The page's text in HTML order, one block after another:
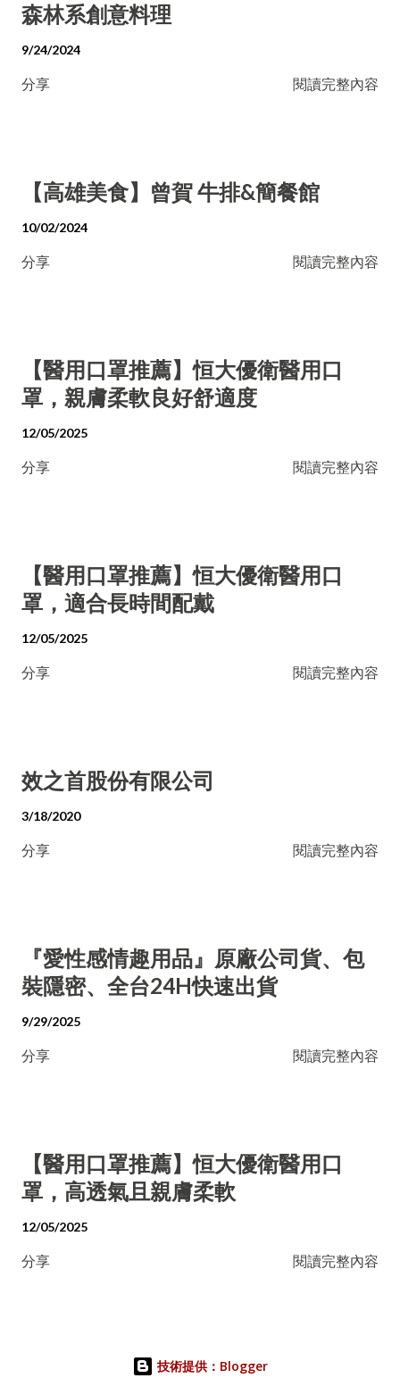
森林系創意料理
9/24/2024
分享 閱讀完整內容
【高雄美食】曾賀 牛排&簡餐館
10/02/2024
分享 閱讀完整內容
【醫用口罩推薦】恒大優衛醫用口
罩，親膚柔軟良好舒適度
12/05/2025
分享 閱讀完整內容
【醫用口罩推薦】恒大優衛醫用口
罩，適合長時間配戴
12/05/2025
分享 閱讀完整內容
效之首股份有限公司
3/18/2020
分享 閱讀完整內容
『愛性感情趣用品』原廠公司貨、包
裝隱密、全台24H快速出貨
9/29/2025
分享 閱讀完整內容
【醫用口罩推薦】恒大優衛醫用口
罩，高透氣且親膚柔軟
12/05/2025
分享 閱讀完整內容
技術提供：Blogger